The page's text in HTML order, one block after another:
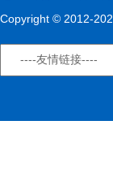
Copyright © 2012-